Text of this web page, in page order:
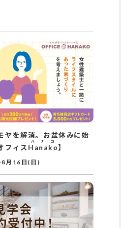
ヤを解消。お盆休みに始
フィス Hanako
ハナコ
】
8月16日(日)